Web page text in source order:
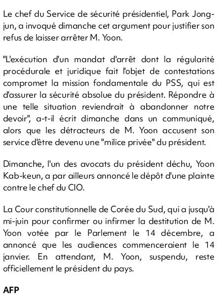
Le chef du Service de sécurité présidentiel, Park Jong-
jun, a invoqué dimanche cet argument pour justifier son
refus de laisser arrêter M. Yoon.
"L'exécution d'un mandat d'arrêt dont la régularité
procédurale et juridique fait l'objet de contestations
compromet la mission fondamentale du PSS, qui est
d'assurer la sécurité absolue du président. Répondre à
une telle situation reviendrait à abandonner notre
devoir", a-t-il écrit dimanche dans un communiqué,
alors que les détracteurs de M. Yoon accusent son
service d'être devenu une "milice privée" du président.
Dimanche, l'un des avocats du président déchu, Yoon
Kab-keun, a par ailleurs annoncé le dépôt d'une plainte
contre le chef du CIO.
La Cour constitutionnelle de Corée du Sud, qui a jusqu'à
mi-juin pour confirmer ou infirmer la destitution de M.
Yoon votée par le Parlement le 14 décembre, a
annoncé que les audiences commenceraient le 14
janvier. En attendant, M. Yoon, suspendu, reste
officiellement le président du pays.
AFP